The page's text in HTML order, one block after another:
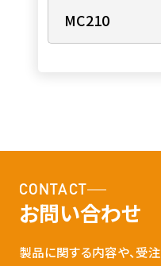
CONTACT
お問い合わせ
製品に関する内容や、受